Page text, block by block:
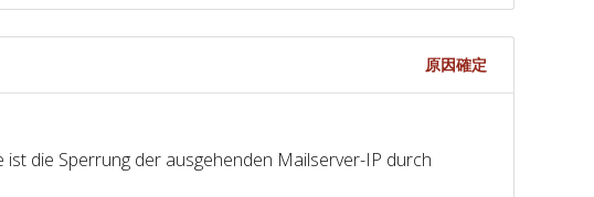
原因確定
die Sperrung der ausgehenden Mailserver-IP durch